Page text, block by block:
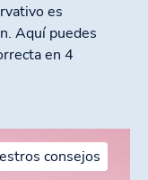
es
Aquí puedes
en 4
consejos